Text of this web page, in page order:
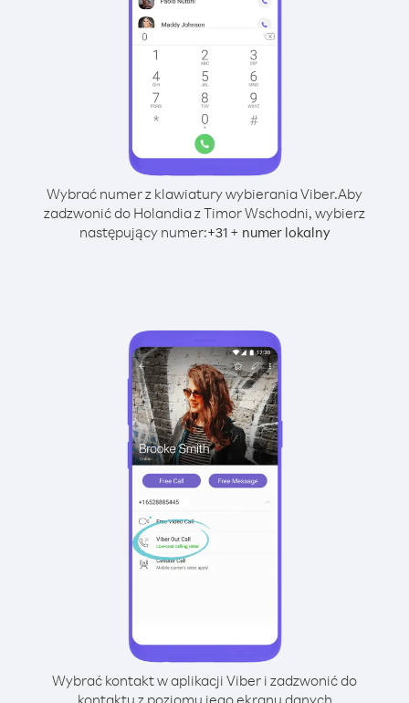
Wybrać numer z klawiatury wybierania Viber.Aby
zadzwonić do Holandia z Timor Wschodni, wybierz
następujący numer:+31+ numer lokalny
Wybrać kontakt w aplikacji Viber i zadzwonić do
kontaktu z poziomu jego ekranu danych